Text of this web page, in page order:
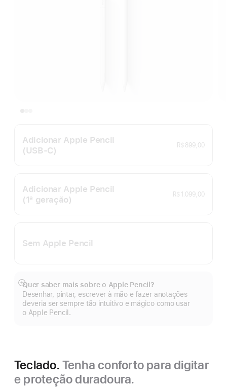
Adicionar Apple Pencil
(USB‑C)
R$ 899,00
Adicionar Apple Pencil
(1ª geração)
R$ 1.099,00
Sem Apple Pencil
Quer saber mais sobre o Apple Pencil?
Desenhar, pintar, escrever à mão e fazer anotações
deveria ser sempre tão intuitivo e mágico como usar
o Apple Pencil.
Mostrar
mais
Teclado. Tenha conforto para digitar
e proteção duradoura.